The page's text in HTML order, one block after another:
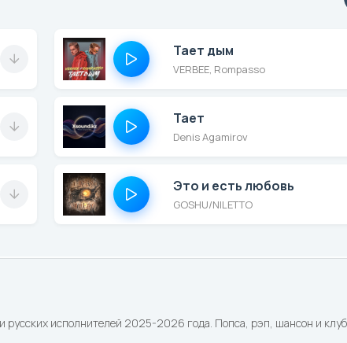
исполнителей 2025-2026 года. Попса, рэп, шансон и
Тает дым
VERBEE, Rompasso
Тает
Denis Agamirov
Это и есть любовь
GOSHU/NILETTO